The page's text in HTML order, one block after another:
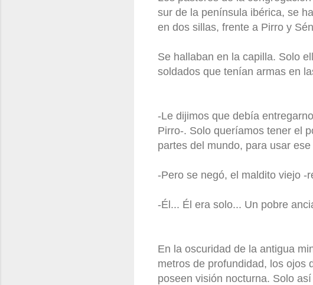
sur de la península ibérica, se
en dos sillas, frente a Pirro y
Se hallaban en la capilla. Solo
soldados que tenían armas en
-Le dijimos que debía
Pirro-. Solo queríamos tener el
partes del mundo, para usar
-Pero se negó, el maldito viejo -
-Él... Él era solo... Un pobre
En la oscuridad de la antigua
metros de profundidad, los ojos
poseen visión nocturna. Solo